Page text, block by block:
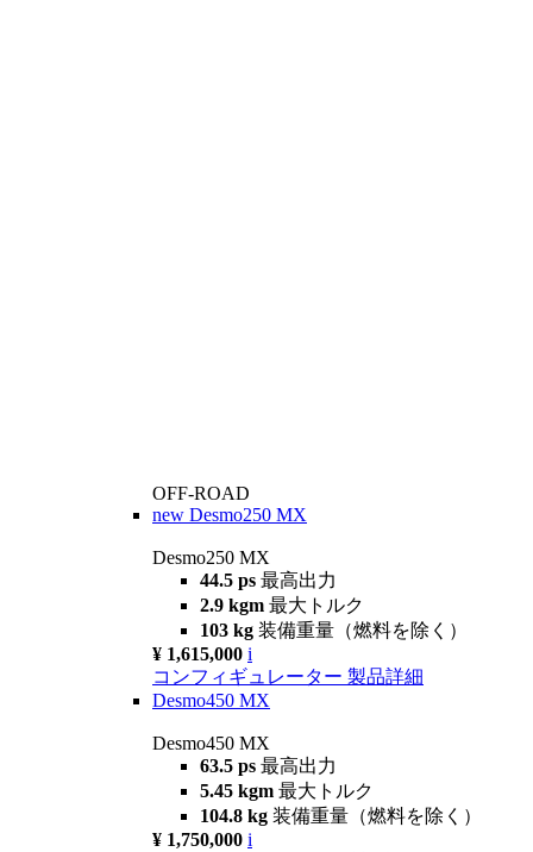
OFF-ROAD
new Desmo250 MX
Desmo250 MX
44.5 ps 最高出力
2.9 kgm 最大トルク
103 kg 装備重量（燃料を除く）
¥ 1,615,000 i
コンフィギュレーター 製品詳細
Desmo450 MX
Desmo450 MX
63.5 ps 最高出力
5.45 kgm 最大トルク
104.8 kg 装備重量（燃料を除く）
¥ 1,750,000 i